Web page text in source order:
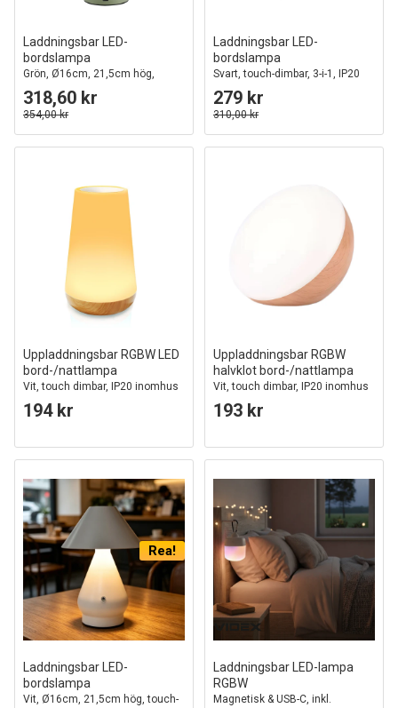
Laddningsbar LED-
bordslampa
Grön, Ø16cm, 21,5cm hög,
touch dimbar, 3i1, IP20 inomhus
318,60 kr
354,00 kr
Laddningsbar LED-
bordslampa
Svart, touch-dimbar, 3-i-1, IP20
inomhus
279 kr
310,00 kr
Uppladdningsbar RGBW LED
bord-/nattlampa
Vit, touch dimbar, IP20 inomhus
194 kr
Uppladdningsbar RGBW
halvklot bord-/nattlampa
Vit, touch dimbar, IP20 inomhus
193 kr
Rea!
Laddningsbar LED-
bordslampa
Vit, Ø16cm, 21,5cm hög, touch-
Laddningsbar LED-lampa
RGBW
Magnetisk & USB-C, inkl.